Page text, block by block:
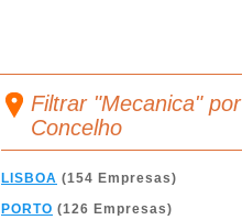
Filtrar "Mecanica" por
Concelho
LISBOA (154 Empresas)
PORTO (126 Empresas)